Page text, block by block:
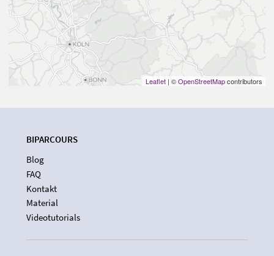
Leaflet | ©OpenStreetMapcontributors
BIPARCOURS
Blog
FAQ
Kontakt
Material
Videotutorials